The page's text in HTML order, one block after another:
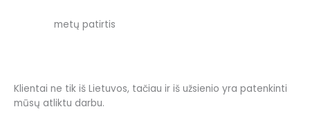
metų patirtis
Klientai ne tik iš Lietuvos, tačiau ir iš užsienio yra patenkinti
mūsų atliktu darbu.